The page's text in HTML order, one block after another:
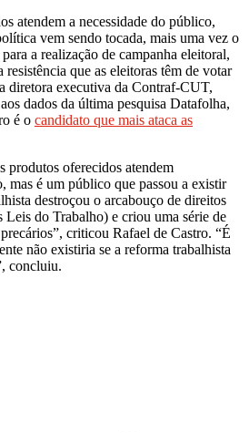
atendem a necessidade do público,
vem sendo tocada, mais uma vez o
a realização de campanha eleitoral,
que as eleitoras têm de votar
diretora executiva da Contraf-CUT,
dados da última pesquisa Datafolha,
é o candidato que mais ataca as
produtos oferecidos atendem
mas é um público que passou a existir
destroçou o arcabouço de direitos
do Trabalho) e criou uma série de
criticou Rafael de Castro. “É
não existiria se a reforma trabalhista
concluiu.